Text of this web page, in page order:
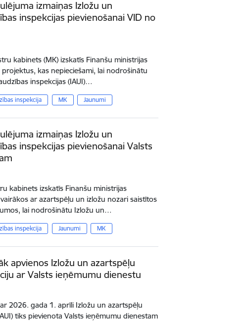
izmaiņas Izložu un
inspekcijas pievienošanai VID no
kabinets (MK) izskatīs Finanšu ministrijas
kas nepieciešami, lai nodrošinātu
inspekcijas (IAUI)…
inspekcija MK Jaunumi
izmaiņas Izložu un
inspekcijas pievienošanai Valsts
kabinets izskatīs Finanšu ministrijas
ar azartspēļu un izložu nozari saistītos
lai nodrošinātu Izložu un…
inspekcija Jaunumi MK
apvienos Izložu un azartspēļu
ar Valsts ieņēmumu dienestu
2026. gada 1. aprīli Izložu un azartspēļu
tiks pievienota Valsts ieņēmumu dienestam